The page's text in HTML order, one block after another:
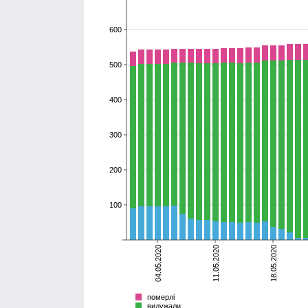
померлі
видужали
хворіють
04.05.2020 11.05.2020 18.05.2020
100
200
300
400
500
600
померлі
видужали